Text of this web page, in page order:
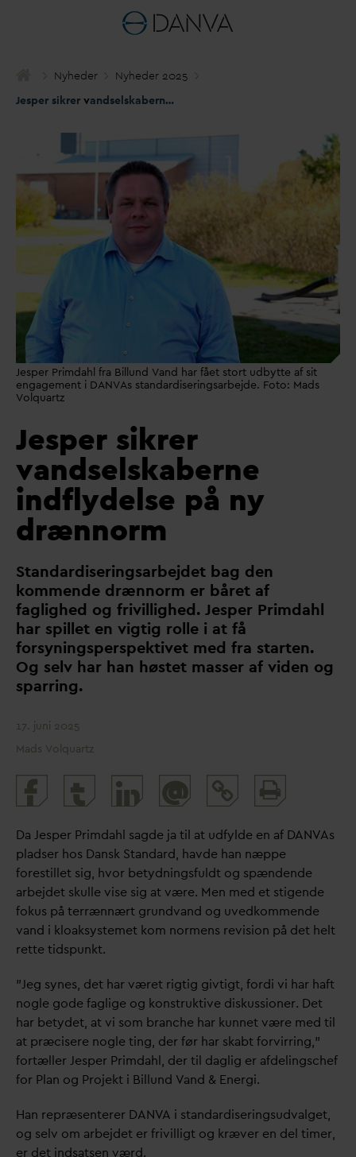
Nyheder
Nyheder 2025
Jesper sikrer vandselskaberne indflydelse på ny drænnorm
Jesper Primdahl fra Billund Vand har fået stort udbytte af sit
engagement i DANVAs standardiseringsarbejde. Foto: Mads
Volquartz
Jesper sikrer
vandselskaberne
indflydelse på ny
drænnorm
Standardiseringsarbejdet bag den
kommende drænnorm er båret af
faglighed og frivillighed. Jesper Primdahl
har spillet en vigtig rolle i at få
forsyningsperspektivet med fra starten.
Og selv har han høstet masser af viden og
sparring.
17. juni 2025
Mads Volquartz
@
and
Da Jesper Primdahl sagde ja til at udfylde en af DANVAs
pladser hos Dansk Standard, havde han næppe
forestillet sig, hvor betydningsfuldt og spændende
arbejdet skulle vise sig at være. Men med et stigende
fokus på terrænnært grundvand og uvedkommende
vand i kloaksystemet kom normens revision på det helt
rette tidspunkt.
”Jeg synes, det har været rigtig givtigt, fordi vi har haft
nogle gode faglige og konstruktive diskussioner. Det
har betydet, at vi som branche har kunnet være med til
at præcisere nogle ting, der før har skabt forvirring,”
fortæller Jesper Primdahl, der til daglig er afdelingschef
for Plan og Projekt i Billund Vand & Energi.
Han repræsenterer DANVA i standardiseringsudvalget,
og selv om arbejdet er frivilligt og kræver en del timer,
er det indsatsen værd.